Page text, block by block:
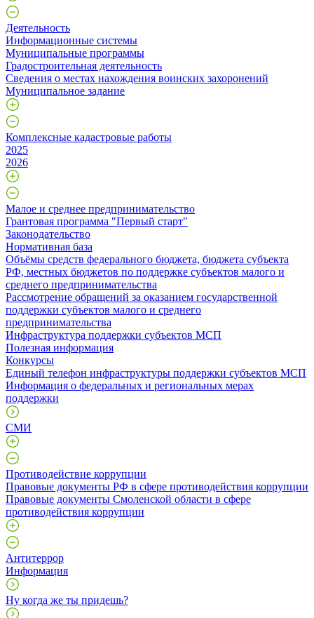
Деятельность
Информационные системы
Муниципальные программы
Градостроительная деятельность
Сведения о местах нахождения воинских захоронений
Муниципальное задание
Комплексные кадастровые работы
2025
2026
Малое и среднее предпринимательство
Грантовая программа "Первый старт"
Законодательство
Нормативная база
Объёмы средств федерального бюджета, бюджета субъекта
РФ, местных бюджетов по поддержке субъектов малого и
среднего предпринимательства
Рассмотрение обращений за оказанием государственной
поддержки субъектов малого и среднего
предпринимательства
Инфраструктура поддержки субъектов МСП
Полезная информация
Конкурсы
Единый телефон инфраструктуры поддержки субъектов МСП
Информация о федеральных и региональных мерах
поддержки
СМИ
Противодействие коррупции
Правовые документы РФ в сфере противодействия коррупции
Правовые документы Смоленской области в сфере
противодействия коррупции
Антитеррор
Информация
Ну когда же ты придешь?